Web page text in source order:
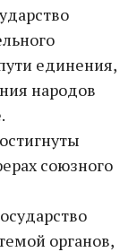
единения,
народов
союзного
органов,